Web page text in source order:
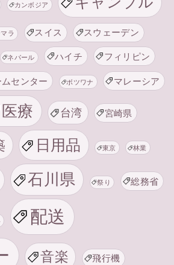
カンボジア
ラ スイス スウェーデン
ネパール ハイチ フィリピン
センター ボツワナ マレーシア
医療 台湾 宮崎県
日用品 東京 林業
石川県 祭り 総務省
配送
音楽 飛行機